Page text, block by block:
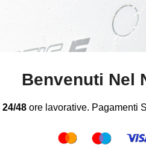
Benvenuti Nel
24/48ore lavorative. Pagamenti